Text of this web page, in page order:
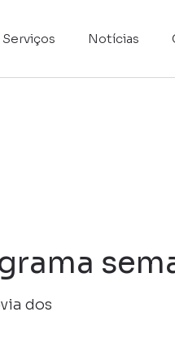
Serviços Notícias
dos